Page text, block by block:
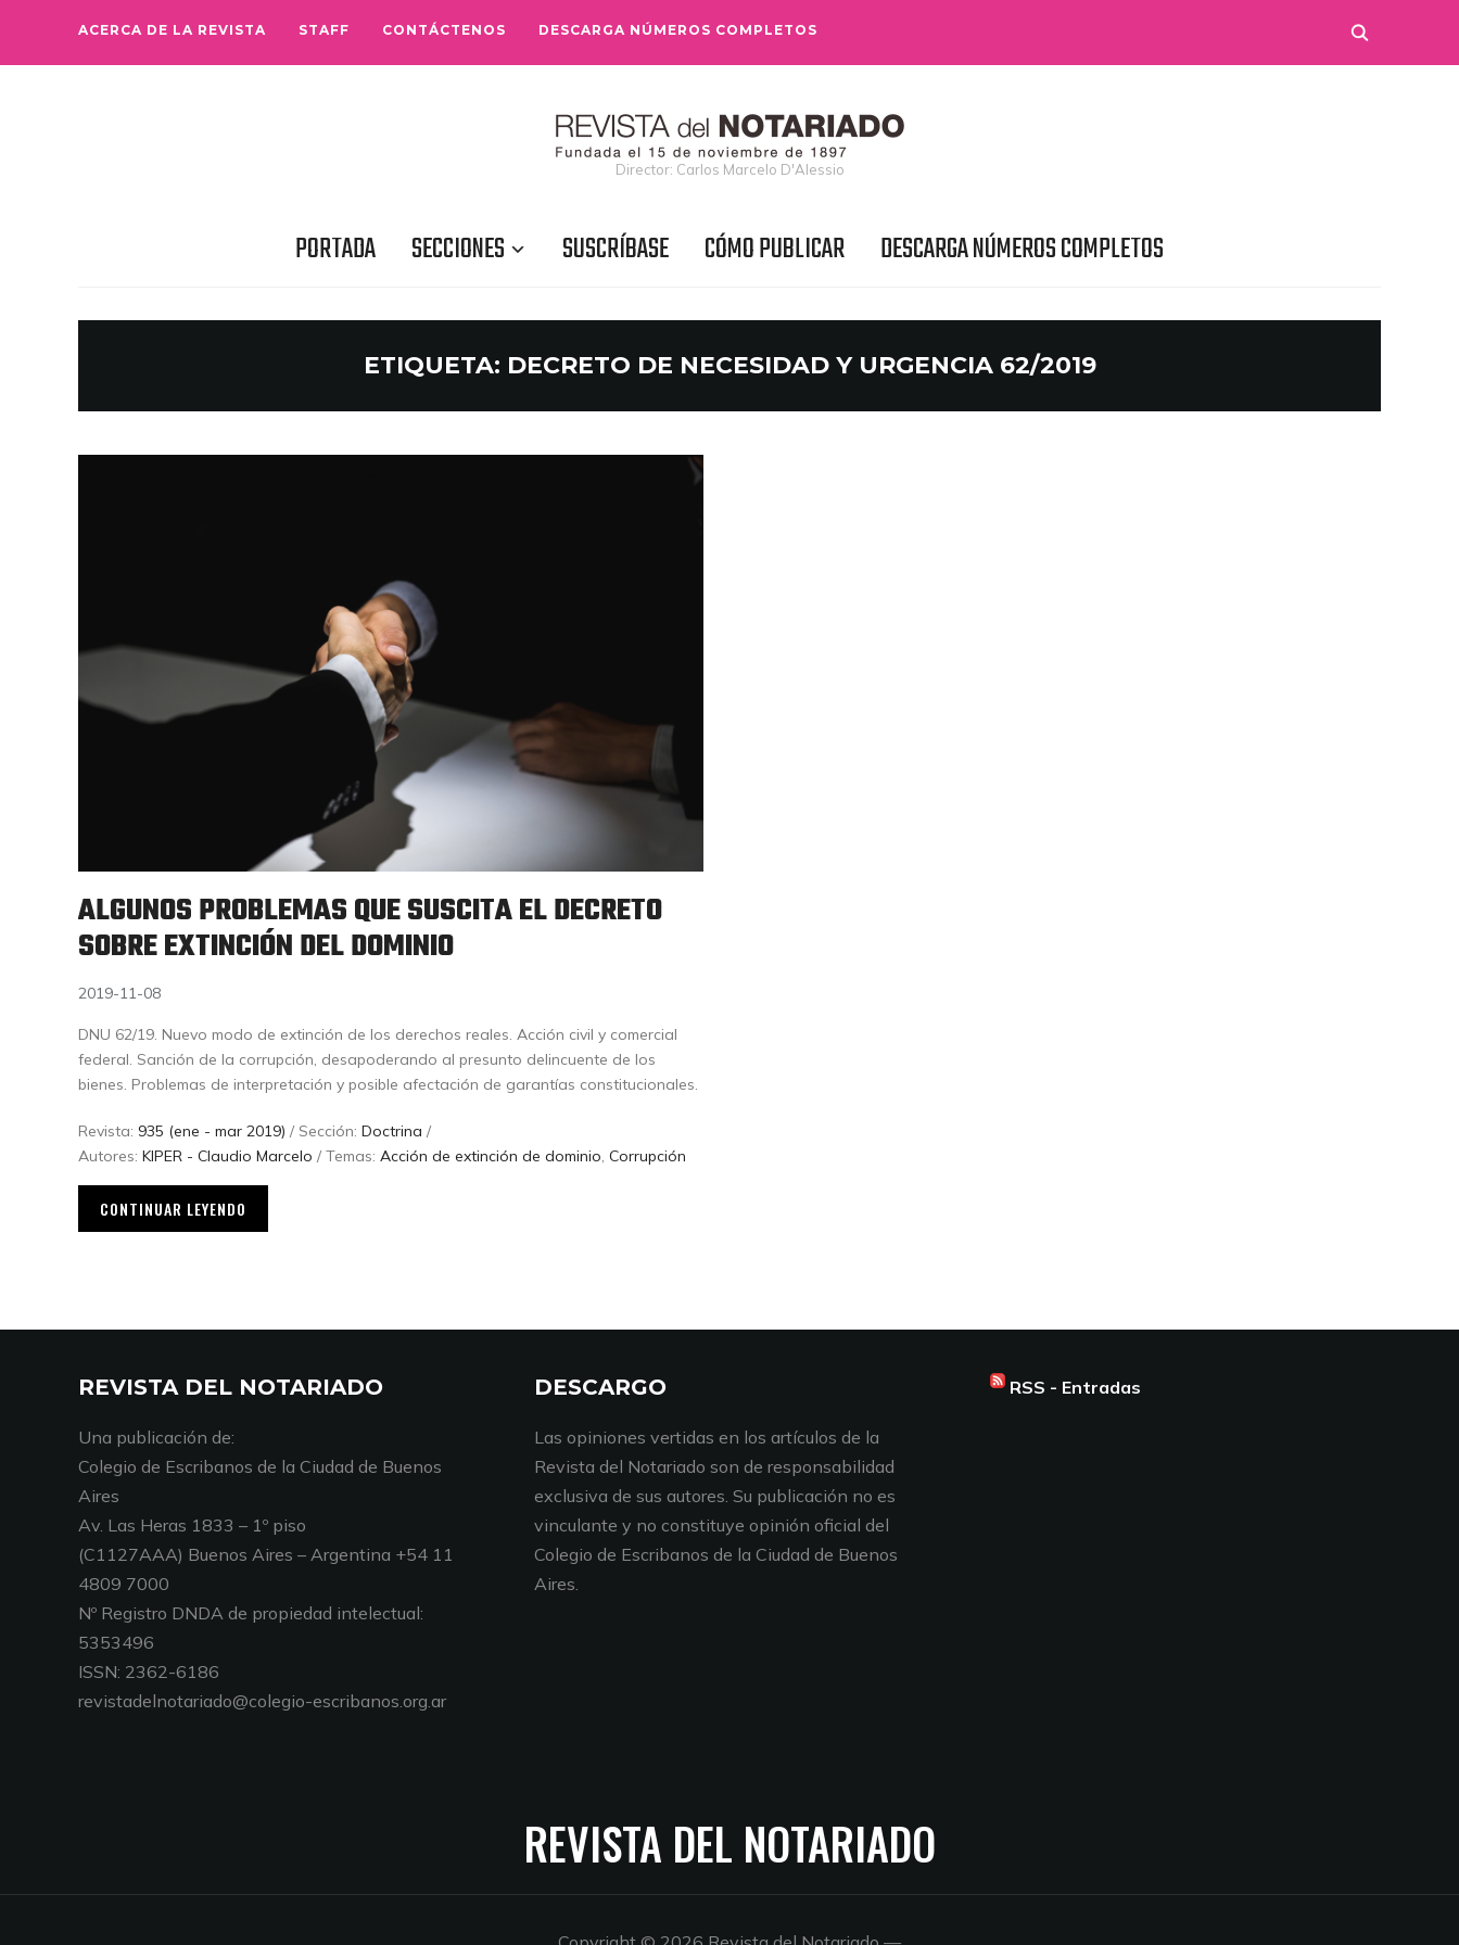
ACERCA DE LA REVISTA STAFF CONTÁCTENOS DESCARGA NÚMEROS COMPLETOS
Director: Carlos Marcelo D'Alessio
PORTADA SECCIONES SUSCRÍBASE CÓMO PUBLICAR DESCARGA NÚMEROS COMPLETOS
ETIQUETA: DECRETO DE NECESIDAD Y URGENCIA 62/2019
ALGUNOS PROBLEMAS QUE SUSCITA EL DECRETO
SOBRE EXTINCIÓN DEL DOMINIO
2019-11-08
DNU 62/19. Nuevo modo de extinción de los derechos reales. Acción civil y comercial
federal. Sanción de la corrupción, desapoderando al presunto delincuente de los
bienes. Problemas de interpretación y posible afectación de garantías constitucionales.
Revista: 935 (ene - mar 2019) / Sección: Doctrina /
Autores: KIPER - Claudio Marcelo / Temas: Acción de extinción de dominio, Corrupción
CONTINUAR LEYENDO
REVISTA DEL NOTARIADO
Una publicación de:
Colegio de Escribanos de la Ciudad de Buenos
Aires
Av. Las Heras 1833 – 1º piso
(C1127AAA) Buenos Aires – Argentina +54 11
4809 7000
Nº Registro DNDA de propiedad intelectual:
5353496
ISSN: 2362-6186
revistadelnotariado@colegio-escribanos.org.ar
DESCARGO
Las opiniones vertidas en los artículos de la
Revista del Notariado son de responsabilidad
exclusiva de sus autores. Su publicación no es
vinculante y no constituye opinión oficial del
Colegio de Escribanos de la Ciudad de Buenos
Aires.
RSS - Entradas
REVISTA DEL NOTARIADO